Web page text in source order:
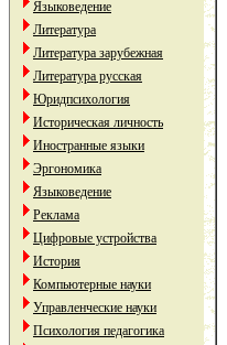
Языковедение
Литература
Литература зарубежная
Литература русская
Юридпсихология
Историческая личность
Иностранные языки
Эргономика
Языковедение
Реклама
Цифровые устройства
История
Компьютерные науки
Управленческие науки
Психология педагогика